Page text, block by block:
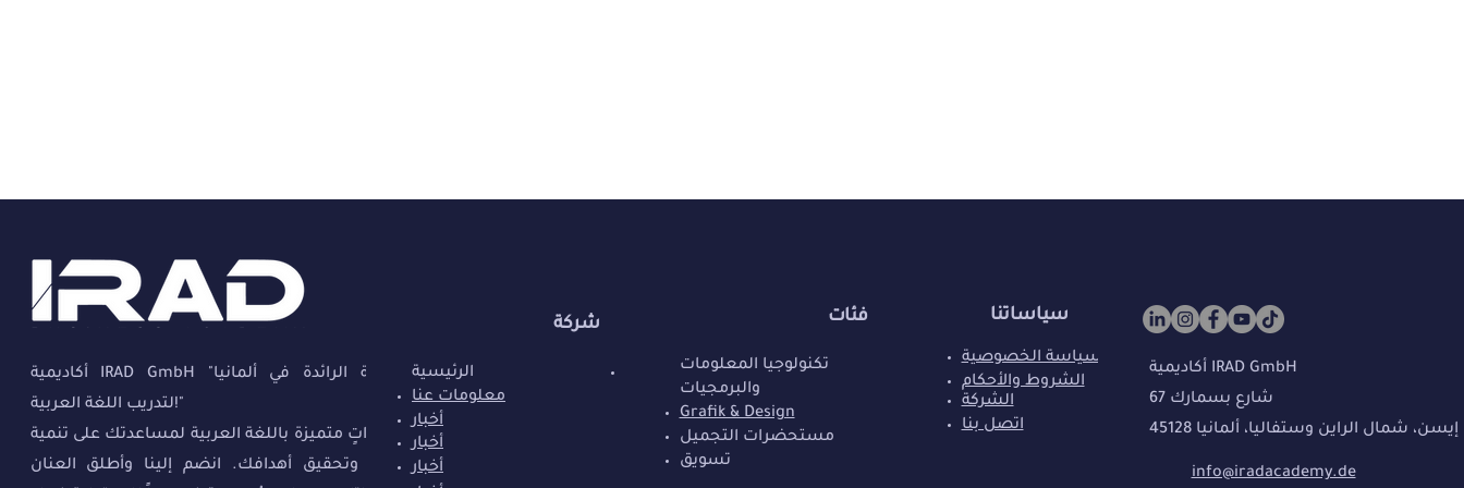
أكاديمية IRAD GmbH "الأكاديمية الرائدة في ألمانيا
لتدريب اللغة العربية!"
نقدم دوراتٍ متميزة باللغة العربية لمساعدتك على تنمية
مهاراتك وتحقيق أهدافك. انضم إلينا وأطلق العنان
فئات
تكنولوجيا المعلومات
والبرمجيات
Grafik & Design
مستحضرات التجميل
تسويق
سياساتنا
سياسة الخصوصية
الشروط والأحكام
الشركة
اتصل بنا
أكاديمية IRAD GmbH
شارع بسمارك 67
45128 إيسن، شمال الراين وستفاليا، ألمانيا
info@iradacademy.de
شركة
الرئيسية
معلومات عنا
أخبار
أخبار
أخبار